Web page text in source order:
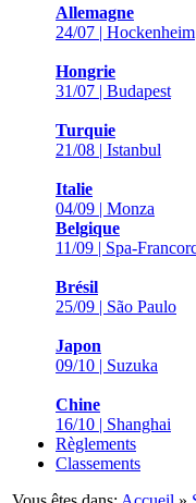
Allemagne
24/07 | Hockenheim
Hongrie
31/07 | Budapest
Turquie
21/08 | Istanbul
Italie
04/09 | Monza
Belgique
11/09 | Spa-
Brésil
25/09 | São Paulo
Japon
09/10 | Suzuka
Chine
16/10 | Shanghai
Règlements
Classements